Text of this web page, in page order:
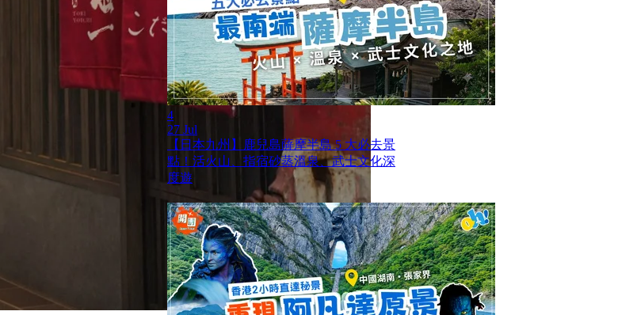
4
27 Jul
【日本九州】鹿兒島薩摩半島 5 大必去景
點！活火山、指宿砂蒸溫泉、武士文化深
度遊